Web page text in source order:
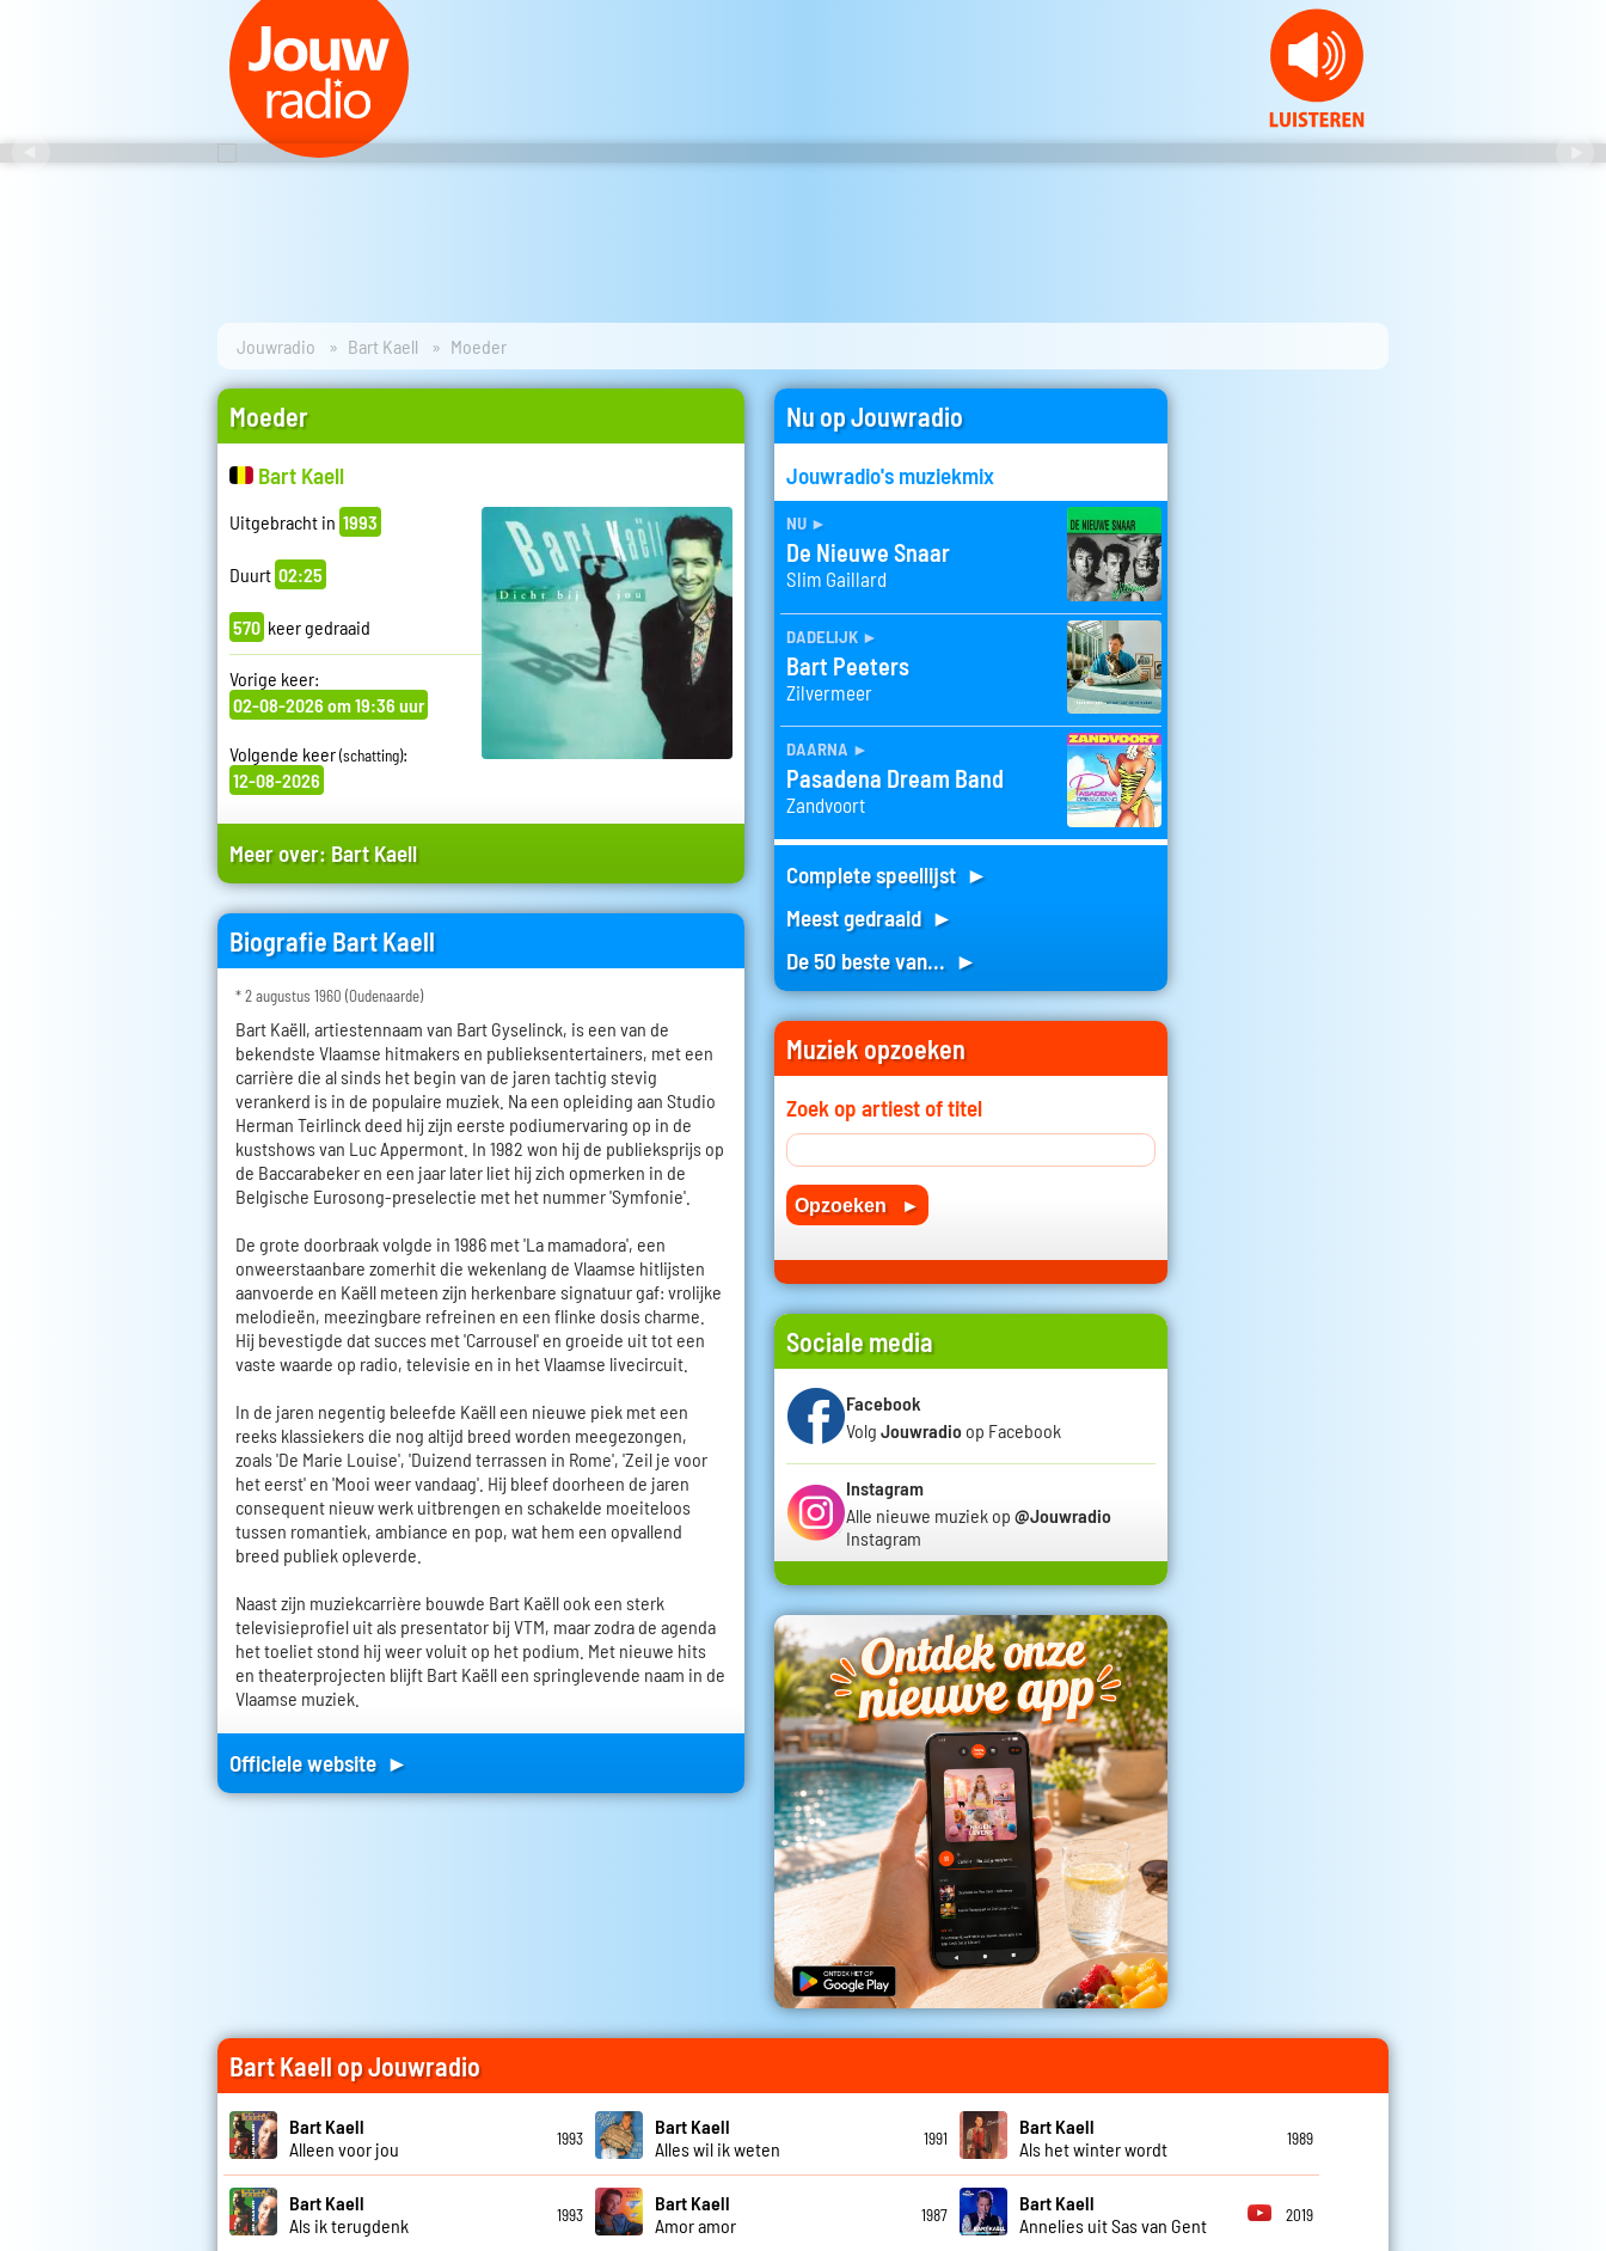
Jouwradio Bart Kaell Moeder
Moeder
Bart Kaell
Uitgebracht in 1993
Duurt 02:25
570 keer gedraaid
Vorige keer:
02-08-2026 om 19:36 uur
Volgende keer(schatting):
12-08-2026
Meer over: Bart Kaell
Biografie Bart Kaell
* 2 augustus 1960 (Oudenaarde)
Bart Kaëll, artiestennaam van Bart Gyselinck, is een van de
bekendste Vlaamse hitmakers en publieksentertainers, met een
carrière die al sinds het begin van de jaren tachtig stevig
verankerd is in de populaire muziek. Na een opleiding aan Studio
Herman Teirlinck deed hij zijn eerste podiumervaring op in de
kustshows van Luc Appermont. In 1982 won hij de publieksprijs op
de Baccarabeker en een jaar later liet hij zich opmerken in de
Belgische Eurosong-preselectie met het nummer 'Symfonie'.
De grote doorbraak volgde in 1986 met 'La mamadora', een
onweerstaanbare zomerhit die wekenlang de Vlaamse hitlijsten
aanvoerde en Kaëll meteen zijn herkenbare signatuur gaf: vrolijke
melodieën, meezingbare refreinen en een flinke dosis charme.
Hij bevestigde dat succes met 'Carrousel' en groeide uit tot een
vaste waarde op radio, televisie en in het Vlaamse livecircuit.
In de jaren negentig beleefde Kaëll een nieuwe piek met een
reeks klassiekers die nog altijd breed worden meegezongen,
zoals 'De Marie Louise', 'Duizend terrassen in Rome', 'Zeil je voor
het eerst' en 'Mooi weer vandaag'. Hij bleef doorheen de jaren
consequent nieuw werk uitbrengen en schakelde moeiteloos
tussen romantiek, ambiance en pop, wat hem een opvallend
breed publiek opleverde.
Naast zijn muziekcarrière bouwde Bart Kaëll ook een sterk
televisieprofiel uit als presentator bij VTM, maar zodra de agenda
het toeliet stond hij weer voluit op het podium. Met nieuwe hits
en theaterprojecten blijft Bart Kaëll een springlevende naam in de
Vlaamse muziek.
Officiele website ►
Nu op Jouwradio
Jouwradio's muziekmix
nu ►
De Nieuwe Snaar
Slim Gaillard
dadelijk ►
Bart Peeters
Zilvermeer
daarna ►
Pasadena Dream Band
Zandvoort
Complete speellijst ►
Meest gedraaid ►
De 50 beste van... ►
Muziek opzoeken
Zoek op artiest of titel
Sociale media
Facebook
Volg Jouwradio op Facebook
Instagram
Alle nieuwe muziek op @Jouwradio
Instagram
Bart Kaell op Jouwradio
Bart Kaell
Alleen voor jou
1993
Bart Kaell
Alles wil ik weten
1991
Bart Kaell
Als het winter wordt
1989
Bart Kaell
Als ik terugdenk
1993
Bart Kaell
Amor amor
1987
Bart Kaell
Annelies uit Sas van Gent
2019